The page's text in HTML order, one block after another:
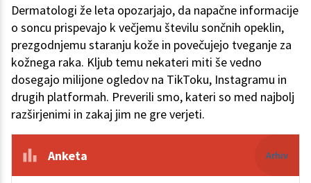
Dermatologi že leta opozarjajo, da napačne informacije
o soncu prispevajo k večjemu številu sončnih opeklin,
prezgodnjemu staranju kože in povečujejo tveganje za
kožnega raka. Kljub temu nekateri miti še vedno
dosegajo milijone ogledov na TikToku, Instagramu in
drugih platformah. Preverili smo, kateri so med najbolj
razširjenimi in zakaj jim ne gre verjeti.
Anketa Arhiv